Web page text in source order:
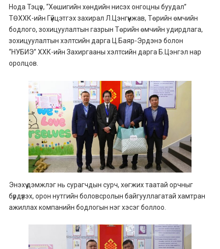
Нода Тэцүо, “Хөшигийн хөндийн нисэх онгоцны буудал”
ТӨХХК-ийн Гүйцэтгэх захирал Л.Цэнгүүнжав, Төрийн өмчийн
бодлого, зохицуулалтын газрын Төрийн өмчийн удирдлага,
зохицуулалтын хэлтсийн дарга Ц.Баяр-Эрдэнэ болон
“НУБИЭ” ХХК-ийн Захиргааны хэлтсийн дарга Б.Цэнгэл нар
оролцов.
Энэхүү дэмжлэг нь сурагчдын сурч, хөгжих таатай орчныг
бүрдүүлэх, орон нутгийн боловсролын байгууллагатай хамтран
ажиллах компанийн бодлогын нэг хэсэг боллоо.